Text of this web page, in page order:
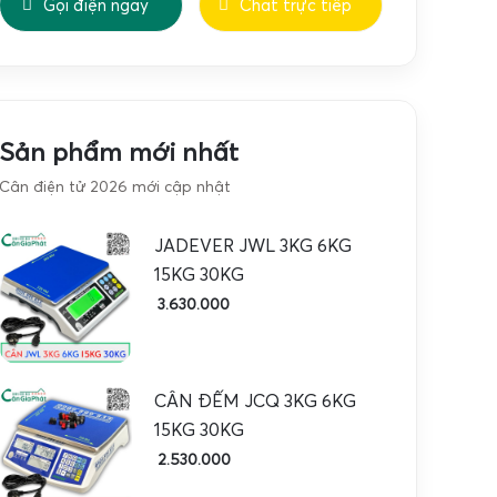
Gọi điện ngay Chat trực tiếp
Sản phẩm mới nhất
Cân điện tử 2026 mới cập nhật
JADEVER JWL 3KG 6KG
15KG 30KG
3.630.000
CÂN ĐẾM JCQ 3KG 6KG
15KG 30KG
2.530.000